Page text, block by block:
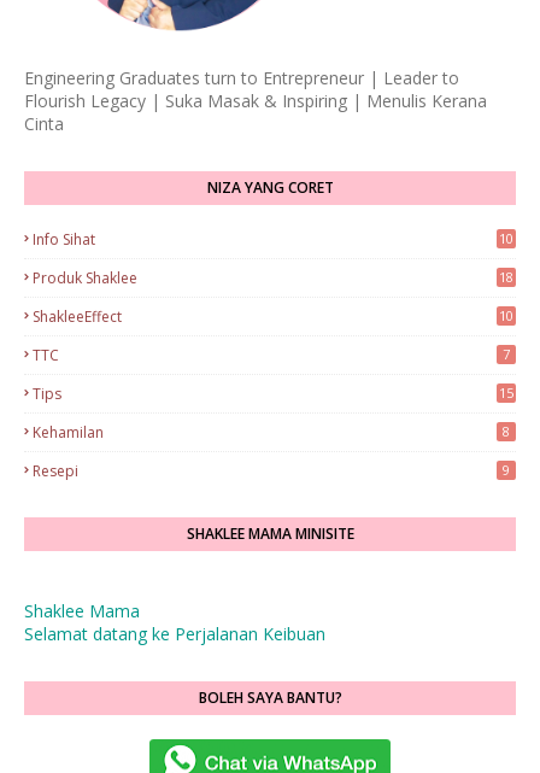
Engineering Graduates turn to Entrepreneur | Leader to
Flourish Legacy | Suka Masak & Inspiring | Menulis Kerana
Cinta
NIZA YANG CORET
Info Sihat 10
Produk Shaklee 18
ShakleeEffect 10
TTC 7
Tips 15
Kehamilan 8
Resepi 9
SHAKLEE MAMA MINISITE
Shaklee Mama
Selamat datang ke Perjalanan Keibuan
BOLEH SAYA BANTU?